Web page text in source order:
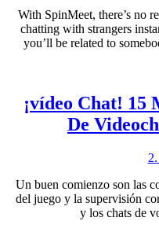
With SpinMeet, there’s no
chatting with strangers
you’ll be related to
¡vídeo Chat! 15
De
Un buen comienzo son las
del juego y la supervisión
y los chats de